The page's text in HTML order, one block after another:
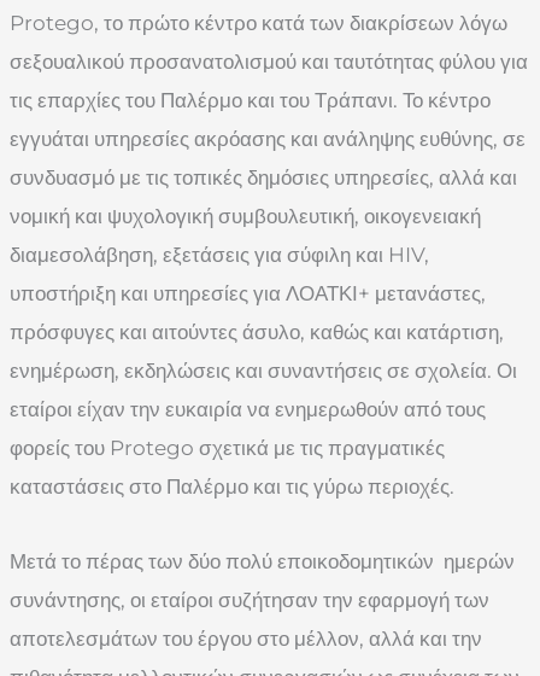
Protego, το πρώτο κέντρο κατά των διακρίσεων λόγω
σεξουαλικού προσανατολισμού και ταυτότητας φύλου για
τις επαρχίες του Παλέρμο και του Τράπανι. Το κέντρο
εγγυάται υπηρεσίες ακρόασης και ανάληψης ευθύνης, σε
συνδυασμό με τις τοπικές δημόσιες υπηρεσίες, αλλά και
νομική και ψυχολογική συμβουλευτική, οικογενειακή
διαμεσολάβηση, εξετάσεις για σύφιλη και HIV,
υποστήριξη και υπηρεσίες για ΛΟΑΤΚΙ+ μετανάστες,
πρόσφυγες και αιτούντες άσυλο, καθώς και κατάρτιση,
ενημέρωση, εκδηλώσεις και συναντήσεις σε σχολεία. Οι
εταίροι είχαν την ευκαιρία να ενημερωθούν από τους
φορείς του Protego σχετικά με τις πραγματικές
καταστάσεις στο Παλέρμο και τις γύρω περιοχές.
Μετά το πέρας των δύο πολύ εποικοδομητικών ημερών
συνάντησης, οι εταίροι συζήτησαν την εφαρμογή των
αποτελεσμάτων του έργου στο μέλλον, αλλά και την